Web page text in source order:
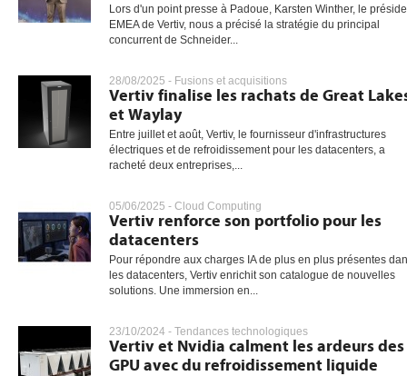
Lors d'un point presse à Padoue, Karsten Winther, le
EMEA de Vertiv, nous a précisé la stratégie du principal
concurrent de Schneider...
28/08/2025 - Fusions et acquisitions
Vertiv finalise les rachats de Great
et Waylay
Entre juillet et août, Vertiv, le fournisseur d'infrastructures
électriques et de refroidissement pour les datacenters, a
racheté deux entreprises,...
05/06/2025 - Cloud Computing
Vertiv renforce son portfolio pour les
datacenters
Pour répondre aux charges IA de plus en plus présentes
les datacenters, Vertiv enrichit son catalogue de nouvelles
solutions. Une immersion en...
23/10/2024 - Tendances technologiques
Vertiv et Nvidia calment les ardeurs des
GPU avec du refroidissement liquide